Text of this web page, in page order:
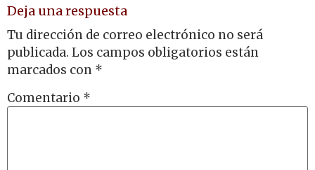
Deja una respuesta
Tu dirección de correo electrónico no será
publicada. Los campos obligatorios están
marcados con *
Comentario *